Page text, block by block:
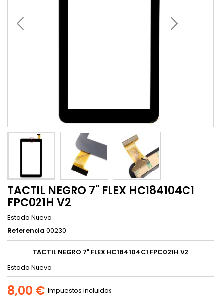
TACTIL NEGRO 7" FLEX HC184104C1
FPC021H V2
Estado Nuevo
Referencia 00230
TACTIL NEGRO 7" FLEX HC184104C1 FPC021H V2
Estado Nuevo
8,00 € Impuestos incluidos